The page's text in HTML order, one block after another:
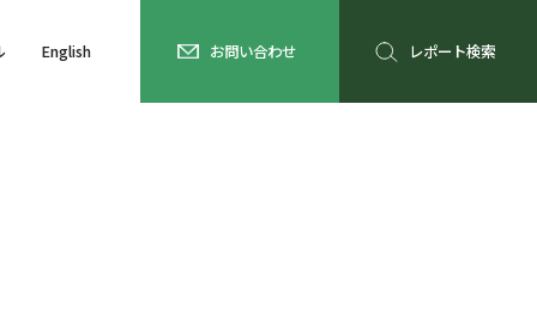
English お問い合わせ レポート検索